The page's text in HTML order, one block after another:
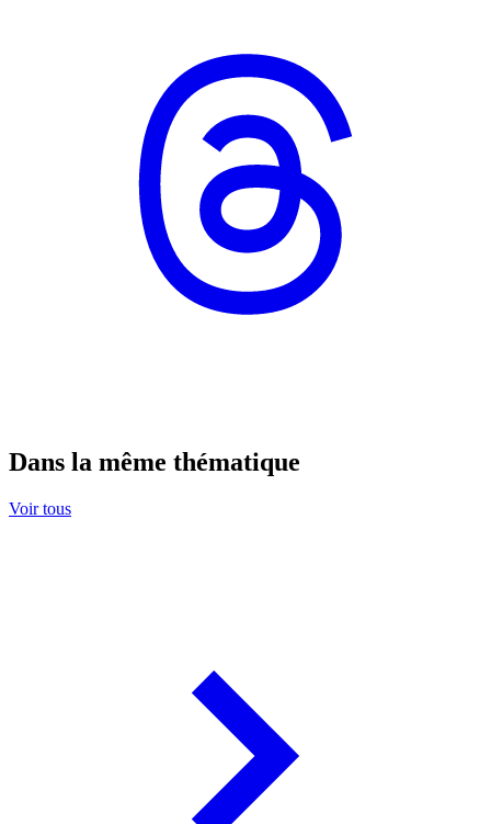
Dans la même thématique
Voir tous